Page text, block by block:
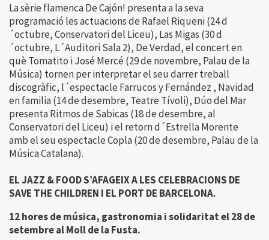
La sèrie flamenca De Cajón! presenta a la seva
programació les actuacions de Rafael Riqueni (24 d
´octubre, Conservatori del Liceu), Las Migas (30 d
´octubre, L´Auditori Sala 2), De Verdad, el concert en
què Tomatito i José Mercé (29 de novembre, Palau de la
Música) tornen per interpretar el seu darrer treball
discogràfic, l´espectacle Farrucos y Fernández , Navidad
en familia (14 de desembre, Teatre Tívoli), Dúo del Mar
presenta Ritmos de Sabicas (18 de desembre, al
Conservatori del Liceu) i el retorn d´Estrella Morente
amb el seu espectacle Copla (20 de desembre, Palau de la
Música Catalana).
EL JAZZ & FOOD S’AFAGEIX A LES CELEBRACIONS DE
SAVE THE CHILDREN I EL PORT DE BARCELONA.
12 hores de música, gastronomia i solidaritat el 28 de
setembre al Moll de la Fusta.